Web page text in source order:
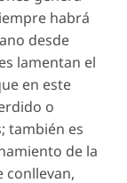
habrá
desde
lamentan el
en este
o
también es
de la
conllevan,